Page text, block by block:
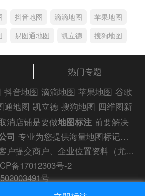
抖音地图 滴滴地图
苹果地图
易图通地图 凯立德 搜狗地图
热门专题
抖音地图 滴滴地图 苹果地图 谷歌
通地图 凯立德 搜狗地图 四维图新
地图 手机地图 搜搜地图 好搜地图
卫星地图 美团地图 大众点评地图
消店铺是要做地图标注 前要解决
司 专业为您提供海量地图标记公
信息，为您的企业商户、门店地图
声明：我们只是代客户提交商户、企业位置资料（尤其是不会操作觉得繁琐的客户），不是地图标注平台方。所提供服务为商业有偿帮助咨询人工服务费，全程都是人工提交资料，自身并不能对第三方网站的原始内容进行编辑，请知悉。
备17012303号-2
号